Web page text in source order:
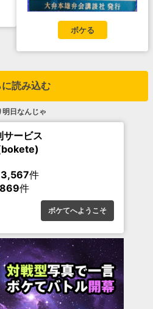
ボケる
に読み込む
明日なんじゃ
サービス
件
件
ボケてへようこそ